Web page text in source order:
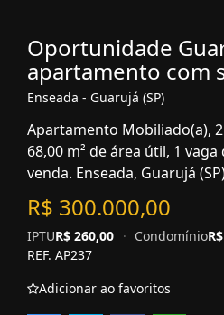
Oportunidade
apartamento com
Enseada - Guarujá (SP)
Apartamento Mobiliado(a),
68,00 m² de área útil, 1
venda. Enseada, Guarujá
R$ 300.000,00
IPTUR$ 260,00 · Condomínio
REF. AP237
Adicionar ao favoritos